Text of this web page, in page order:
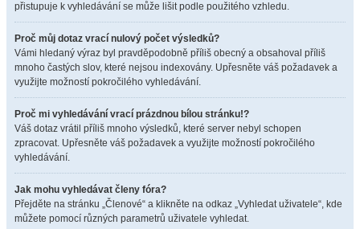
přistupuje k vyhledávání se může lišit podle použitého vzhledu.
Proč můj dotaz vrací nulový počet výsledků?
Vámi hledaný výraz byl pravděpodobně příliš obecný a obsahoval příliš
mnoho častých slov, které nejsou indexovány. Upřesněte váš požadavek a
využijte možností pokročilého vyhledávání.
Proč mi vyhledávání vrací prázdnou bílou stránku!?
Váš dotaz vrátil příliš mnoho výsledků, které server nebyl schopen
zpracovat. Upřesněte váš požadavek a využijte možností pokročilého
vyhledávání.
Jak mohu vyhledávat členy fóra?
Přejděte na stránku „Členové“ a klikněte na odkaz „Vyhledat uživatele“, kde
můžete pomocí různých parametrů uživatele vyhledat.